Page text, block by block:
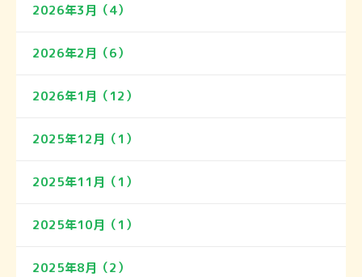
2026年3月（4）
2026年2月（6）
2026年1月（12）
2025年12月（1）
2025年11月（1）
2025年10月（1）
2025年8月（2）